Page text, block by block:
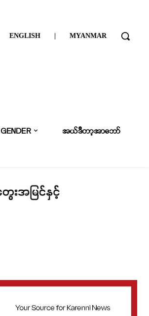
ENGLISH | MYANMAR
GENDER အယ်ဒီတာ့အာဘော်